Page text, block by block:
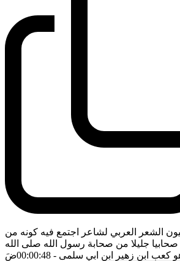
الشعر العربي لشاعر اجتمع فيه كونه من
جليلا من صحابة رسول الله صلى الله
كعب ابن زهير ابن ابي سلمى - 00:00:48 ضَ